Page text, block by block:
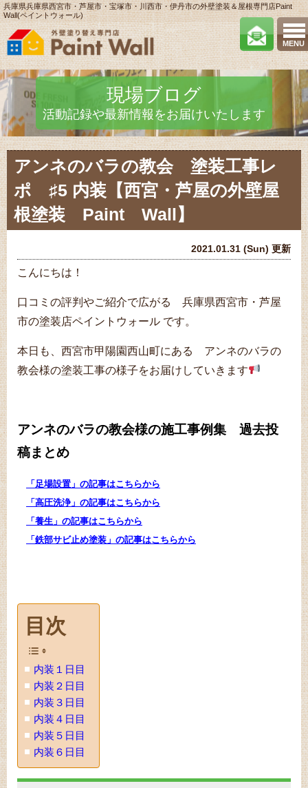
MENU
兵庫県兵庫県西宮市・芦屋市・宝塚市・川西市・伊丹市の外壁塗装＆屋根専門店Paint
Wall(ペイントウォール)
現場ブログ
活動記録や最新情報をお届けいたします
アンネのバラの教会 塗装工事レ
ポ ♯5 内装【西宮・芦屋の外壁屋
根塗装 Paint Wall】
2021.01.31 (Sun) 更新
こんにちは！
口コミの評判やご紹介で広がる 兵庫県西宮市・芦屋
市の塗装店ペイントウォール です。
本日も、西宮市甲陽園西山町にある アンネのバラの
教会様の塗装工事の様子をお届けしていきます
アンネのバラの教会様の施工事例集 過去投
稿まとめ
「足場設置」の記事はこちらから
「高圧洗浄」の記事はこちらから
「養生」の記事はこちらから
「鉄部サビ止め塗装」の記事はこちらから
目次
内装１日目
内装２日目
内装３日目
内装４日目
内装５日目
内装６日目